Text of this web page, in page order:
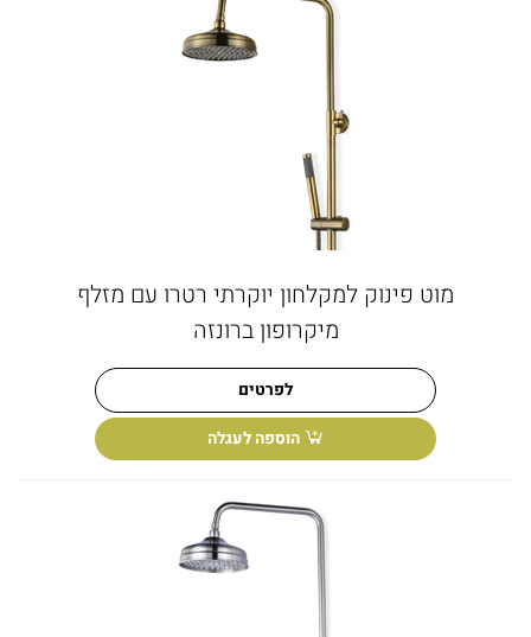
מוט פינוק למקלחון יוקרתי רטרו עם מזלף
מיקרופון ברונזה
לפרטים
הוספה לעגלה